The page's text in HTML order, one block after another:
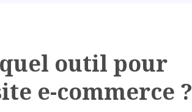
outil pour
e-commerce ?